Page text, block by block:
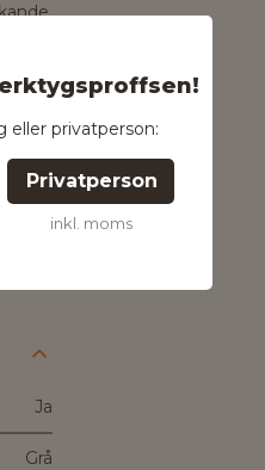
eller privatperson:
Privatperson
inkl. moms
Grå
Ja
Grå